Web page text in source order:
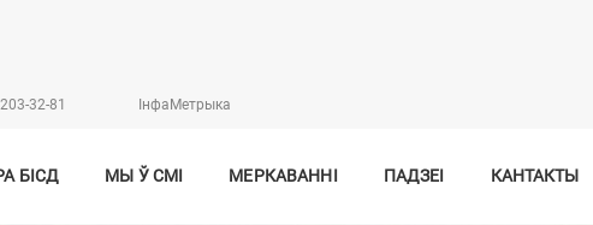
32-81 IнфаMетрыка
БІСД МЫ Ў СМІ МЕРКАВАННІ ПАДЗЕІ КАНТАКТЫ